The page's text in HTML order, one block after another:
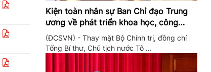
Kiện toàn nhân sự Ban Chỉ đạo Trung
ương về phát triển khoa học, công
nghệ, đổi mới sáng tạo và chuyển đổi
số
(ĐCSVN) - Thay mặt Bộ Chính trị, đồng chí
Tổng Bí thư, Chủ tịch nước Tô ...